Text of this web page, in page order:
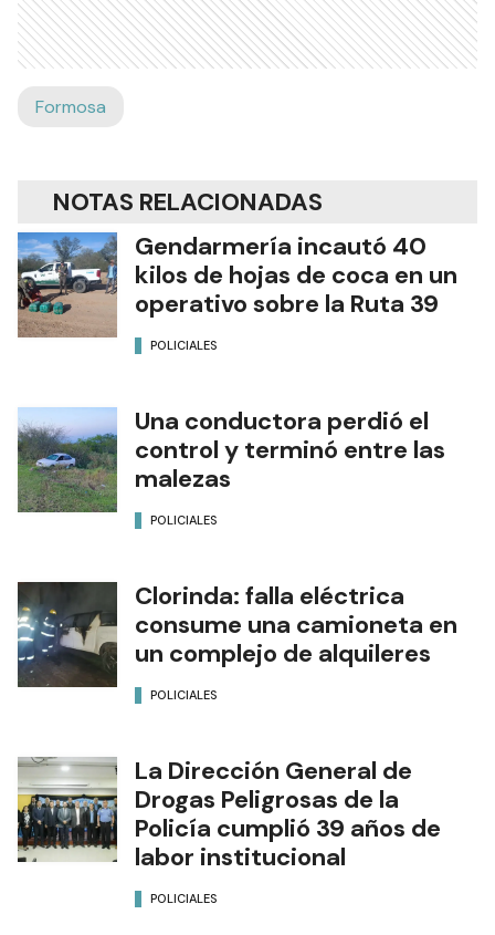
Formosa
NOTAS RELACIONADAS
Gendarmería incautó 40
kilos de hojas de coca en un
operativo sobre la Ruta 39
POLICIALES
Una conductora perdió el
control y terminó entre las
malezas
POLICIALES
Clorinda: falla eléctrica
consume una camioneta en
un complejo de alquileres
POLICIALES
La Dirección General de
Drogas Peligrosas de la
Policía cumplió 39 años de
labor institucional
POLICIALES